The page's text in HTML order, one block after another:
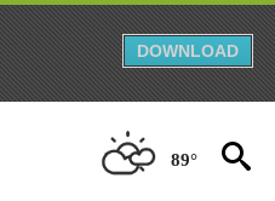
DOWNLOAD
89°